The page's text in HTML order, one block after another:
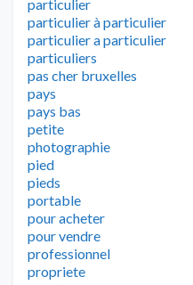
particulier
particulier à particulier
particulier a particulier
particuliers
pas cher bruxelles
pays
pays bas
petite
photographie
pied
pieds
portable
pour acheter
pour vendre
professionnel
propriete